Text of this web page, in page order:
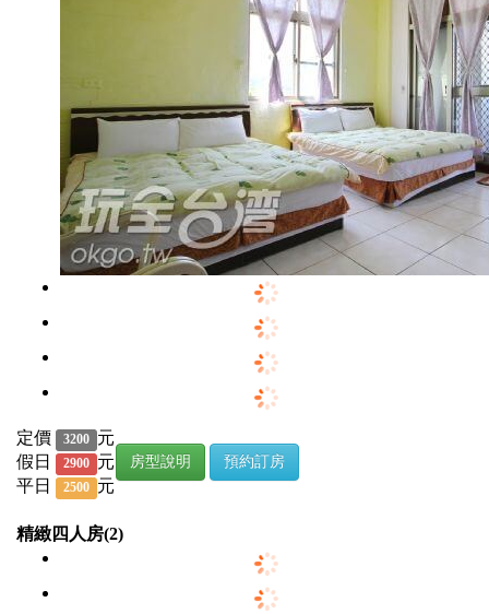
定價 3200 元
假日
2900 元
平日
2500 元
房型說明 預約訂房
精緻四人房(2)